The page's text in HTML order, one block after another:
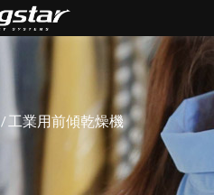
/工業用前傾乾燥機